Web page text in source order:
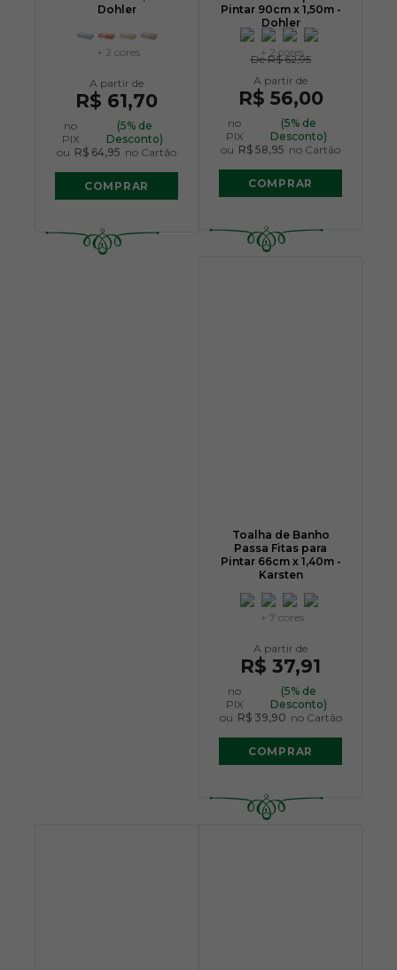
Dohler
+ 2 cores
R$ 61,70
no
PIX
(5% de
Desconto)
ou R$ 64,95 no Cartão
COMPRAR
Pintar 90cm x 1,50m -
Dohler
+ 2 cores
DeR$ 62,95
R$ 56,00
no
PIX
(5% de
Desconto)
ou R$ 58,95 no Cartão
COMPRAR
Toalha de Banho
Passa Fitas para
Pintar 66cm x 1,40m -
Karsten
+ 7 cores
R$ 37,91
no
PIX
(5% de
Desconto)
ou R$ 39,90 no Cartão
COMPRAR